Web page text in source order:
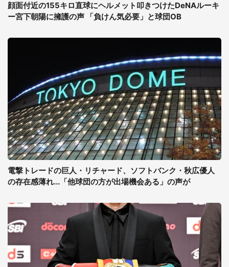
顔面付近の155キロ直球にヘルメット叩きつけたDeNAルーキ
ー宮下朝陽に擁護の声 「負けん気必要」と球団OB
電撃トレードの巨人・リチャード、ソフトバンク・秋広優人
の存在感薄れ...「他球団の方が出場機会ある」の声が